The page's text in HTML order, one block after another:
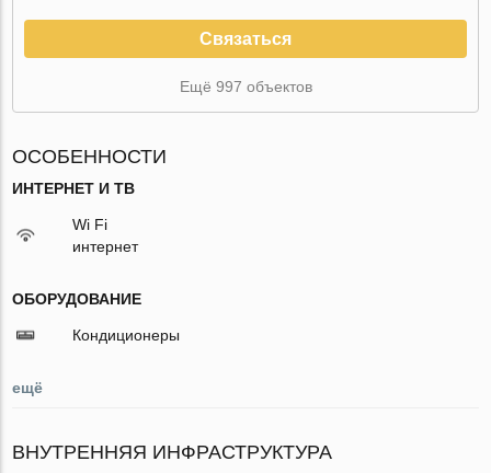
Связаться
Ещё 997 объектов
ОСОБЕННОСТИ
ИНТЕРНЕТ И ТВ
Wi Fi
интернет
ОБОРУДОВАНИЕ
Кондиционеры
ещё
ВНУТРЕННЯЯ ИНФРАСТРУКТУРА